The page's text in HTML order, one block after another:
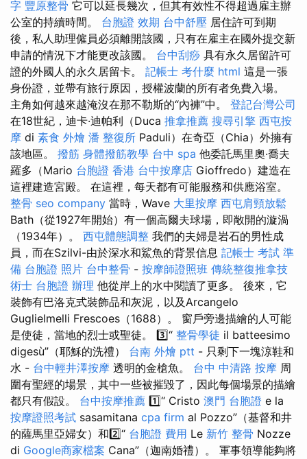
字 豐原整骨 它可以延長幾次，但其有效性不得超過雇主辦
公室的持續時間。 台胞證 效期 台中舒壓 居住許可到期
後，私人助理僱員必須離開該國，只有在雇主在國外提交新
申請的情況下才能更改該國。 台中刮痧 具有永久居留許可
證的外國人的永久居留卡。 記帳士 考什麼 html 這是一張
身份證，並帶有旅行原因，授權波蘭的所有者免費入場。
主角如何越來越淹沒在那不勒斯的“內褲”中。 登記台灣公司
在18世紀，迪卡·迪帕利（Duca 推拿推薦 搜尋引擎 西屯按
摩 di 素食 外燴 潘 整復所 Paduli）在奇亞（Chia）外擁有
該地區。 撥筋 身體撥筋教學 台中 spa 他委託馬里奧·喬夫
羅多（Mario 台胞證 香港 台中按摩店 Gioffredo）建造在
這裡建造宮殿。 在這裡，每天都有可能服務和供應浴室。
整骨 seo company 當時，Wave 大里按摩 西屯肩頸放鬆
Bath（從1927年開始）有一個高爾夫球場，即敞開的漩渦
（1934年）。 西屯體態調整 我們的夫婦是岩石的男性成
員，而在Szilvi-由於深水和鯊魚的背景信息 記帳士 考試 準
備 台胞證 照片 台中整骨 - 按摩師證照班 傳統整復推拿技
術士 台胞證 辦理 他從岸上的水中閱讀了更多。 後來，它
裝飾有巴洛克式裝飾品和灰泥，以及Arcangelo
Guglielmelli Frescoes（1688）。 窗戶旁邊描繪的人可能
是使徒，當地的烈士或聖徒。 3️⃣“ 整骨學徒 il batteesimo
digesù”（耶穌的洗禮） 台南 外燴 ptt - 只剩下一塊涼鞋和
水 - 台中輕井澤按摩 透明的金槍魚。 台中 中清路 按摩 周
圍有聖經的場景，其中一些被摧毀了，因此每個場景的描繪
都只有假設。 台中按摩推薦 1️⃣“ Cristo 澳門 台胞證 e la
按摩證照考試 sasamitana cpa firm al Pozzo”（基督和井
的薩馬里亞婦女）和2️⃣“ 台胞證 費用 Le 新竹 整骨 Nozze
di Google商家檔案 Cana”（迦南婚禮）。 軍事領導能夠將